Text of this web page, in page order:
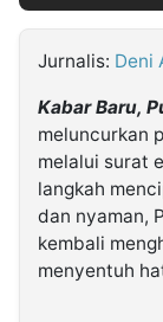
Kabarbaru.co
2026
Jurnalis: Deni
Kabar Baru,
meluncurkan
melalui surat
langkah
dan nyaman,
kembali
menyentuh